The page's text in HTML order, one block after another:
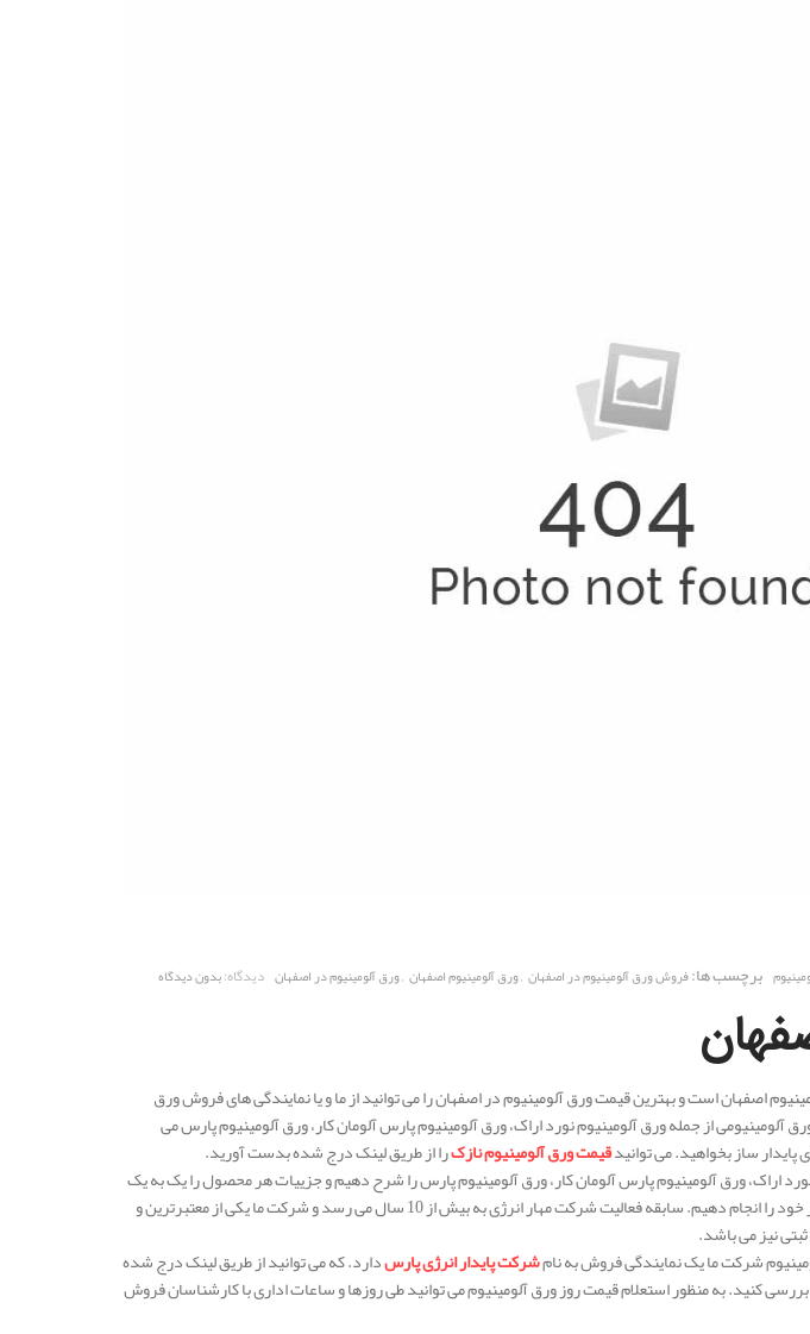
برچسب ها:فروش ورق آلومینیوم در اصفهان ,ورق آلومینیوم اصفهان ,ورق آلومینیوم در اصفهان دیدگاه:بدون دیدگاه
اصفهان است و بهترین قیمت ورق آلومینیوم در اصفهان را می توانید از ما و یا نمایندگی های فروش ورق
آلومینیومی از جمله ورق آلومینیوم نورد اراک، ورق آلومینیوم پارس آلومان کار، ورق آلومینیوم پارس می
ساز بخواهید. می توانیدقیمت ورق آلومینیوم نازکرا از طریق لینک درج شده بدست آورید.
اراک، ورق آلومینیوم پارس آلومان کار، ورق آلومینیوم پارس را شرح دهیم و جزییات هر محصول را یک به یک
بررسی می کنیم تا با آگاهی کافی و لازم خرید مورد نظر خود را انجام دهیم. سابقه فعالیت شرکت مهار انرژی به بیش از 10 سال می رسد و شرکت ما یکی از معتبرترین و
نیز می باشد.
شرکت ما یک نمایندگی فروش به نامشرکت پایدار انرژی پارسدارد. که می توانید از طریق لینک درج شده
کنید. به منظور استعلام قیمت روز ورق آلومینیوم می توانید طی روزها و ساعات اداری با کارشناسان فروش